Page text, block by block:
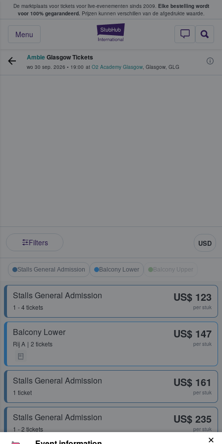
De marktplaats voor tickets voor live-evenementen sinds 2009. Elke bestelling wordt
voor 100% gegarandeerd. Prijzen kunnen verschillen van de afgedrukte waarde.
StubHub: waar
Menu
tickets kopen en verkopen
AmbleGlasgow Tickets
wo 30 sep. 2026 • 19:00 at O2 Academy Glasgow, Glasgow, GLG
Filters USD
Stalls General Admission Balcony Lower Balcony Upper
Stalls General Admission
1 - 4 tickets
US$ 123
per stuk
Balcony Lower
RijA 2 tickets
US$ 147
per stuk
Stalls General Admission
1 ticket
US$ 161
per stuk
Stalls General Admission
1 - 2 tickets
US$ 235
per stuk